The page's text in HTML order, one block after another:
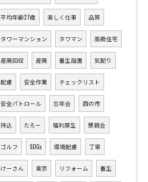
平均年齢27歳 楽しく仕事 品質
タワーマンション タワマン 高級住宅
産廃回収 産廃 養生設置 気配り
配慮 安全作業 チェックリスト
安全パトロール 忘年会 酉の市
持込 たろー 福利厚生 懇親会
ゴルフ SDGs 環境配慮 丁寧
けーさん 東京 リフォーム 養生